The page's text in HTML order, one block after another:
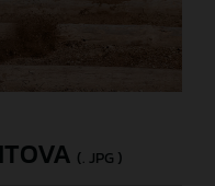
(. JPG )